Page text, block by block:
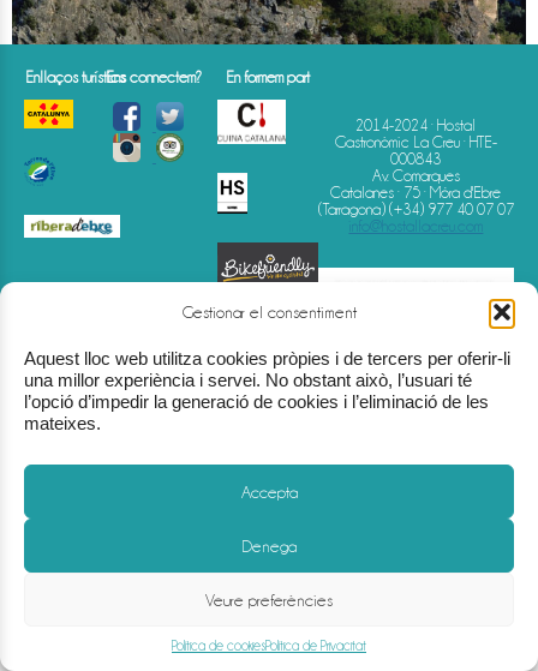
Gestionar el consentiment
Aquest lloc web utilitza cookies pròpies i de tercers per oferir-li
una millor experiència i servei. No obstant això, l’usuari té
l’opció d’impedir la generació de cookies i l’eliminació de les
mateixes.
Accepta
Denega
Veure preferències
Política de cookiesPolítica de Privacitat
Enllaços turísticsEns connectem? En formem part
2014-2024 · Hostal
Gastronòmic La Creu · HTE-
000843
Av. Comarques
Catalanes · 75 · Móra d'Ebre
(Tarragona) (+34) 977 40 07 07
info@hostallacreu.com
Política de Cookies